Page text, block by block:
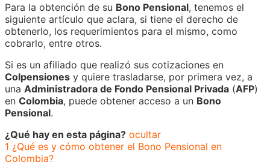
Para la obtención de su Bono Pensional, tenemos el
siguiente artículo que aclara, si tiene el derecho de
obtenerlo, los requerimientos para el mismo, como
cobrarlo, entre otros.
Si es un afiliado que realizó sus cotizaciones en
Colpensiones y quiere trasladarse, por primera vez, a
una Administradora de Fondo Pensional Privada (AFP)
en Colombia, puede obtener acceso a un Bono
Pensional.
¿Qué hay en esta página? ocultar
1 ¿Qué es y cómo obtener el Bono Pensional en
Colombia?